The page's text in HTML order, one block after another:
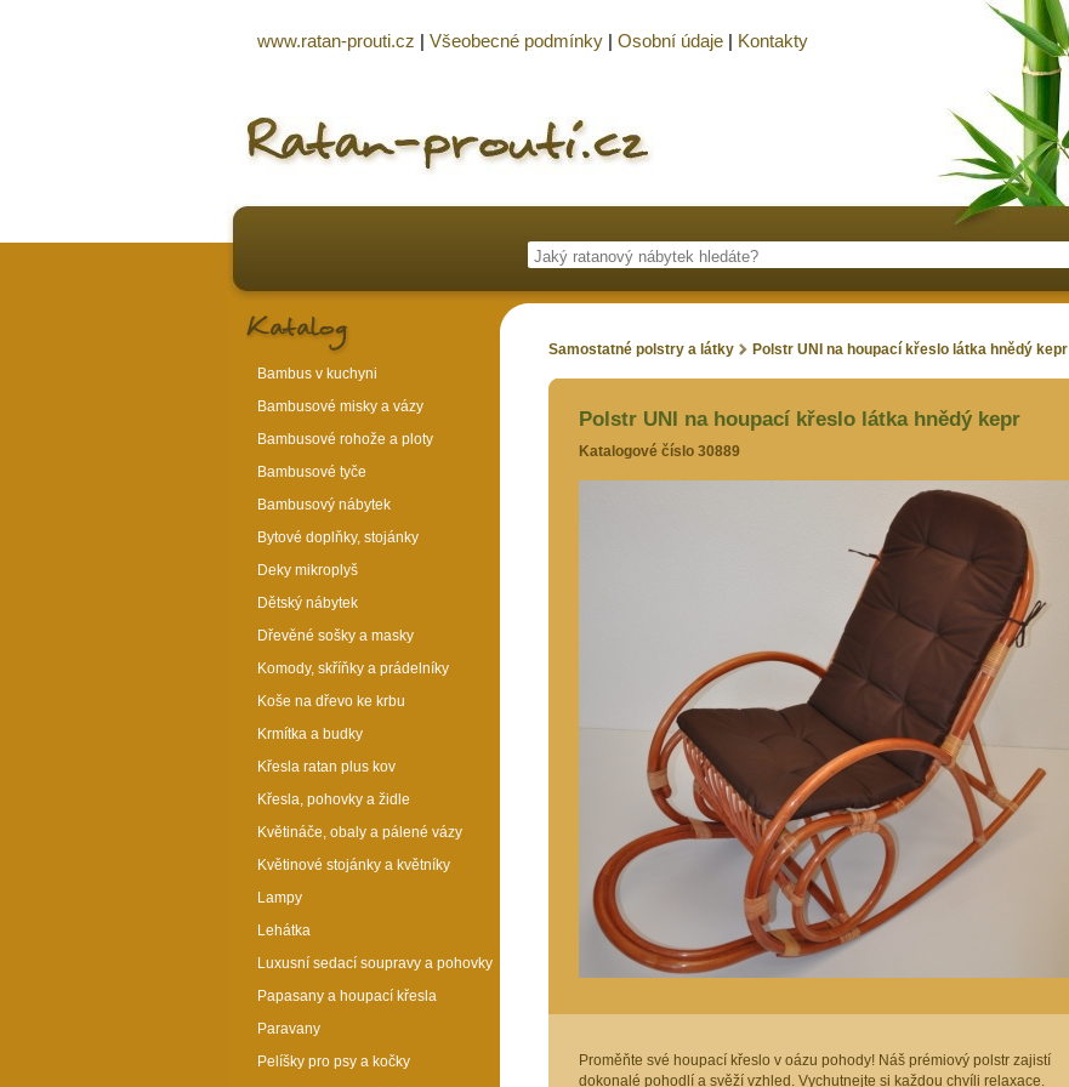
Samostatné polstry a látky Polstr UNI na houpací křeslo látka hnědý kepr
Polstr UNI na houpací křeslo látka hnědý kepr
Katalogové číslo 30889
Proměňte své houpací křeslo v oázu pohody! Náš prémiový polstr zajistí
dokonalé pohodlí a svěží vzhled. Vychutnejte si každou chvíli relaxace.
Bambus v kuchyni
Bambusové misky a vázy
Bambusové rohože a ploty
Bambusové tyče
Bambusový nábytek
Bytové doplňky, stojánky
Deky mikroplyš
Dětský nábytek
Dřevěné sošky a masky
Komody, skříňky a prádelníky
Koše na dřevo ke krbu
Krmítka a budky
Křesla ratan plus kov
Křesla, pohovky a židle
Květináče, obaly a pálené vázy
Květinové stojánky a květníky
Lampy
Lehátka
Luxusní sedací soupravy a pohovky
Papasany a houpací křesla
Paravany
Pelíšky pro psy a kočky
www.ratan-prouti.cz | Všeobecné podmínky | Osobní údaje | Kontakty